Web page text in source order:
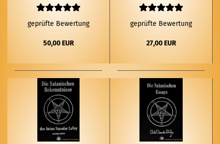
geprüfte Bewertung
50,00 EUR
geprüfte Bewertung
27,00 EUR